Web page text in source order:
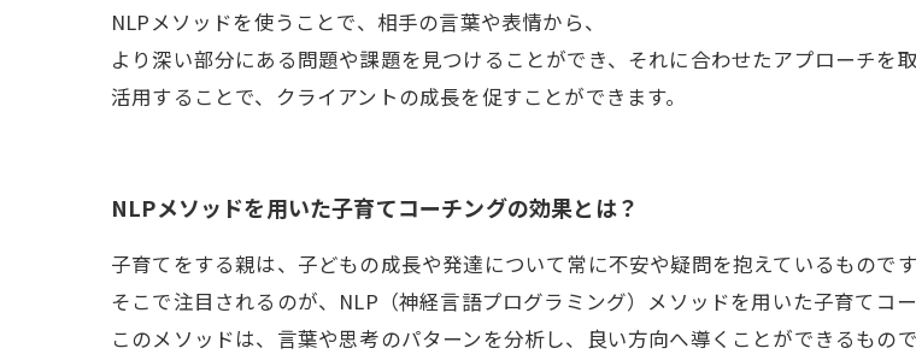
NLPメソッドを使うことで、相手の言葉や表情から、
より深い部分にある問題や課題を見つけることができ、それに合わせたアプローチを
活用することで、クライアントの成長を促すことができます。
NLPメソッドを用いた子育てコーチングの効果とは？
子育てをする親は、子どもの成長や発達について常に不安や疑問を抱えているものです
そこで注目されるのが、NLP（神経言語プログラミング）メソッドを用いた子育てコー
このメソッドは、言葉や思考のパターンを分析し、良い方向へ導くことができるもので